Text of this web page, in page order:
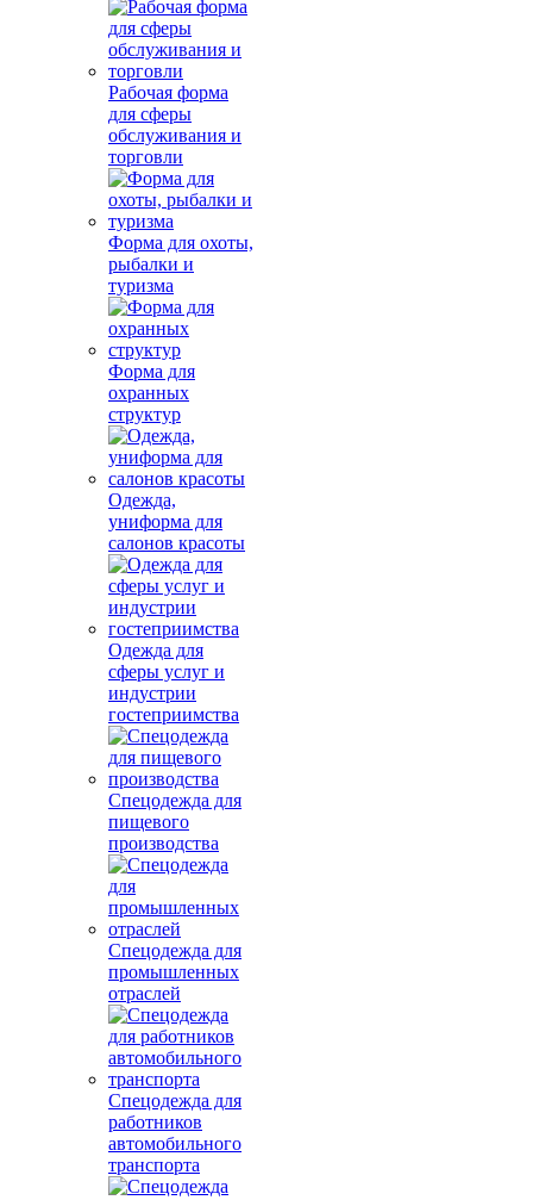
Рабочая форма
для сферы
обслуживания и
торговли
Форма для охоты,
рыбалки и
туризма
Форма для
охранных
структур
Одежда,
униформа для
салонов красоты
Одежда для
сферы услуг и
индустрии
гостеприимства
Спецодежда для
пищевого
производства
Спецодежда для
промышленных
отраслей
Спецодежда для
работников
автомобильного
транспорта